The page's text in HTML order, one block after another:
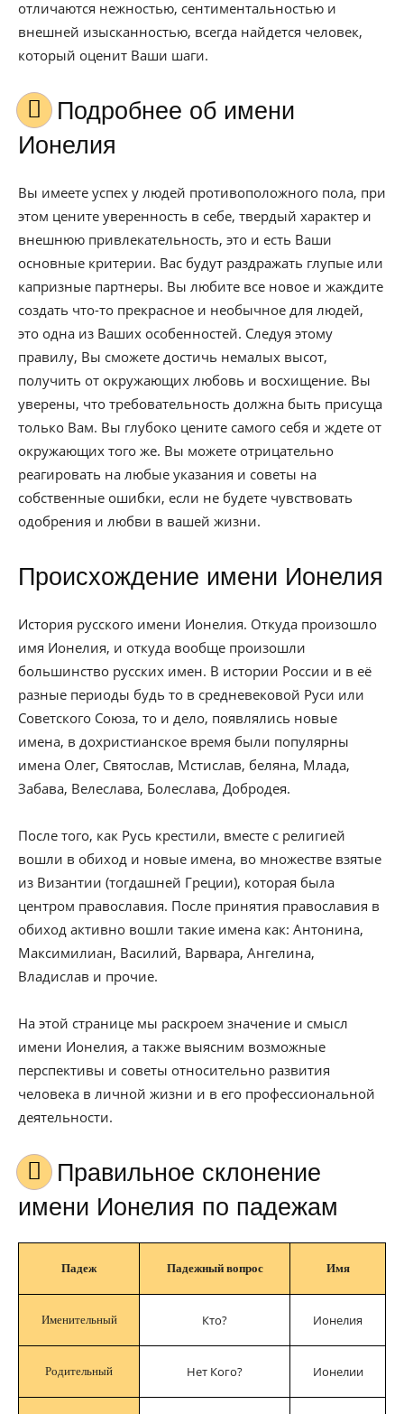
отличаются нежностью, сентиментальностью и
внешней изысканностью, всегда найдется человек,
который оценит Ваши шаги.
Подробнее об имени
Ионелия
Вы имеете успех у людей противоположного пола, при
этом цените уверенность в себе, твердый характер и
внешнюю привлекательность, это и есть Ваши
основные критерии. Вас будут раздражать глупые или
капризные партнеры. Вы любите все новое и жаждите
создать что-то прекрасное и необычное для людей,
это одна из Ваших особенностей. Следуя этому
правилу, Вы сможете достичь немалых высот,
получить от окружающих любовь и восхищение. Вы
уверены, что требовательность должна быть присуща
только Вам. Вы глубоко цените самого себя и ждете от
окружающих того же. Вы можете отрицательно
реагировать на любые указания и советы на
собственные ошибки, если не будете чувствовать
одобрения и любви в вашей жизни.
Происхождение имени Ионелия
История русского имени Ионелия. Откуда произошло
имя Ионелия, и откуда вообще произошли
большинство русских имен. В истории России и в её
разные периоды будь то в средневековой Руси или
Советского Союза, то и дело, появлялись новые
имена, в дохристианское время были популярны
имена Олег, Святослав, Мстислав, беляна, Млада,
Забава, Велеслава, Болеслава, Добродея.
После того, как Русь крестили, вместе с религией
вошли в обиход и новые имена, во множестве взятые
из Византии (тогдашней Греции), которая была
центром православия. После принятия православия в
обиход активно вошли такие имена как: Антонина,
Максимилиан, Василий, Варвара, Ангелина,
Владислав и прочие.
На этой странице мы раскроем значение и смысл
имени Ионелия, а также выясним возможные
перспективы и советы относительно развития
человека в личной жизни и в его профессиональной
деятельности.
Правильное склонение
имени Ионелия по падежам
Падеж Падежный вопрос Имя
Именительный Кто? Ионелия
Родительный Нет Кого? Ионелии